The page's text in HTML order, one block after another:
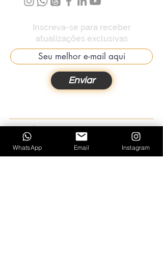
Inscreva-se para receber
atualizações exclusivas
Enviar
WhatsApp Email Instagram